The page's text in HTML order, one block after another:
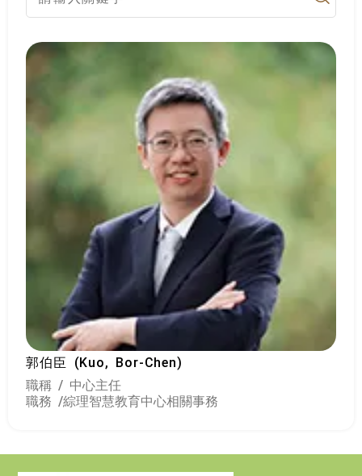
郭伯臣 (Kuo, Bor-Chen)
職稱 / 中心主任
職務 /綜理智慧教育中心相關事務